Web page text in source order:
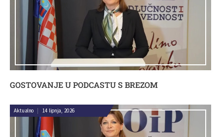
GOSTOVANJE U PODCASTU S BREZOM
Aktualno | 14 lipnja, 2026